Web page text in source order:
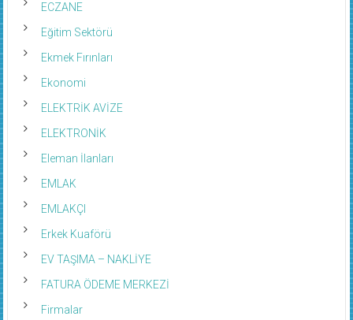
ECZANE
Eğitim Sektörü
Ekmek Fırınları
Ekonomi
ELEKTRİK AVİZE
ELEKTRONİK
Eleman İlanları
EMLAK
EMLAKÇI
Erkek Kuaförü
EV TAŞIMA – NAKLİYE
FATURA ÖDEME MERKEZİ
Firmalar